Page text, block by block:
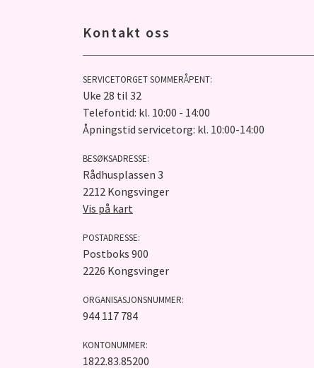
Kontakt oss
SERVICETORGET SOMMERÅPENT:
Uke 28 til 32
Telefontid: kl. 10:00 - 14:00
Åpningstid servicetorg: kl. 10:00-14:00
BESØKSADRESSE:
Rådhusplassen 3
2212 Kongsvinger
Vis på kart
POSTADRESSE:
Postboks 900
2226 Kongsvinger
ORGANISASJONSNUMMER:
944 117 784
KONTONUMMER:
1822.83.85200